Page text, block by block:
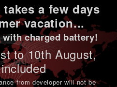
a few days
vacation...
charged battery!
to 10th August,
from developer will not be